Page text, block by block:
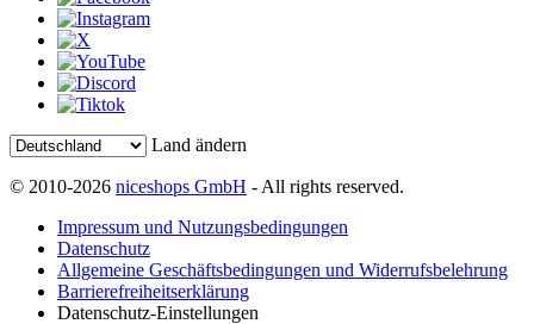
Land ändern
© 2010-2026 niceshops GmbH - All rights reserved.
Impressum und Nutzungsbedingungen
Datenschutz
Allgemeine Geschäftsbedingungen und Widerrufsbelehrung
Barrierefreiheitserklärung
Datenschutz-Einstellungen